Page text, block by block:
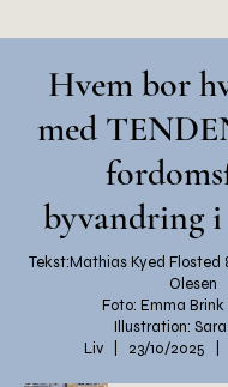
Hvem bor
med
byvandring
Tekst:Mathias Kyed Flosted
Olesen
Foto: Emma Brink
Illustration:
Liv | 23/10/2025 |